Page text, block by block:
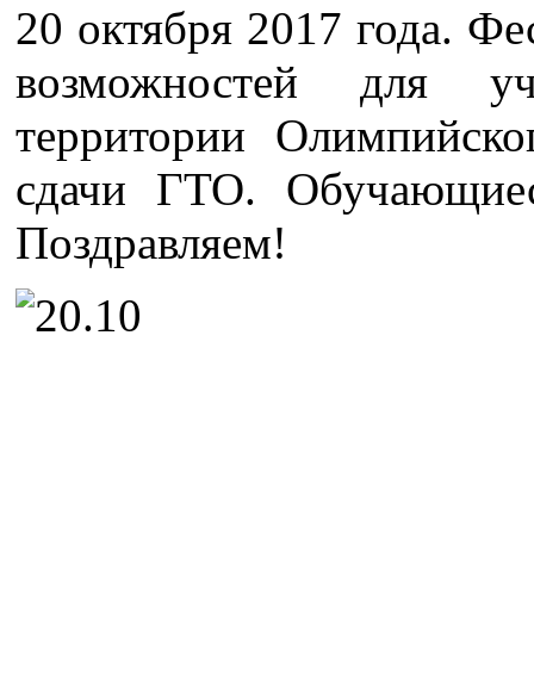
20 октября 2017 года.
возможностей для
территории
сдачи ГТО.
Поздравляем!